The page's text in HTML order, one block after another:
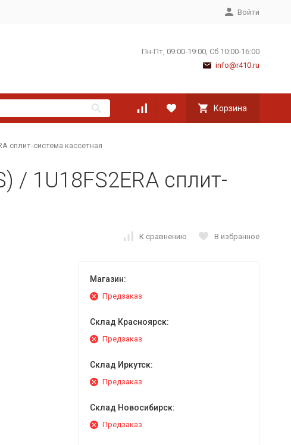
Войти
Пн-Пт, 09:00-19:00, Сб 10:00-16:00
info@r410.ru
Корзина
сплит-система кассетная
/ 1U18FS2ERA сплит-
К сравнению В избранное
Магазин:
Предзаказ
Склад Красноярск:
Предзаказ
Склад Иркутск:
Предзаказ
Склад Новосибирск:
Предзаказ